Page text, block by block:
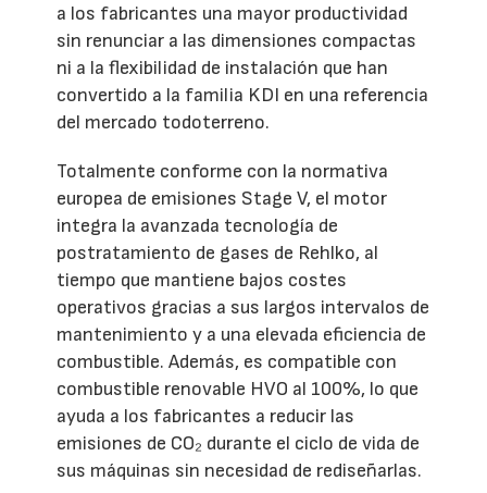
a los fabricantes una mayor productividad
sin renunciar a las dimensiones compactas
ni a la flexibilidad de instalación que han
convertido a la familia KDI en una referencia
del mercado todoterreno.
Totalmente conforme con la normativa
europea de emisiones Stage V, el motor
integra la avanzada tecnología de
postratamiento de gases de Rehlko, al
tiempo que mantiene bajos costes
operativos gracias a sus largos intervalos de
mantenimiento y a una elevada eficiencia de
combustible. Además, es compatible con
combustible renovable HVO al 100%, lo que
ayuda a los fabricantes a reducir las
emisiones de CO₂ durante el ciclo de vida de
sus máquinas sin necesidad de rediseñarlas.